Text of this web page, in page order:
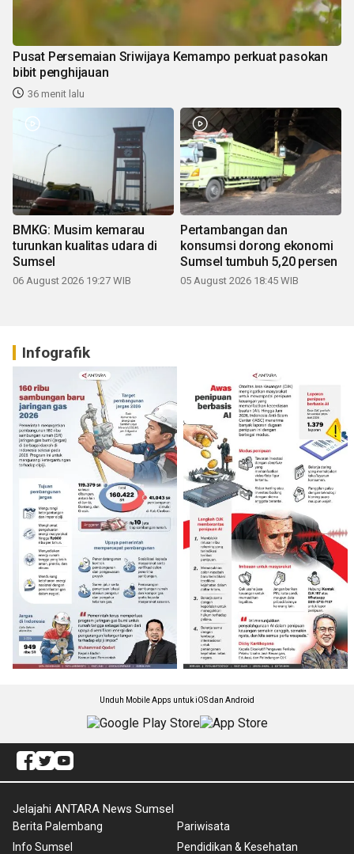
Pusat Persemaian Sriwijaya Kemampo perkuat pasokan
bibit penghijauan
36 menit lalu
BMKG: Musim kemarau
turunkan kualitas udara di
Sumsel
06 August 2026 19:27 WIB
Pertambangan dan
konsumsi dorong ekonomi
Sumsel tumbuh 5,20 persen
05 August 2026 18:45 WIB
Infografik
Unduh Mobile Apps untuk iOS dan Android
Jelajahi ANTARA News Sumsel
Berita Palembang
Info Sumsel
Pariwisata
Pendidikan & Kesehatan